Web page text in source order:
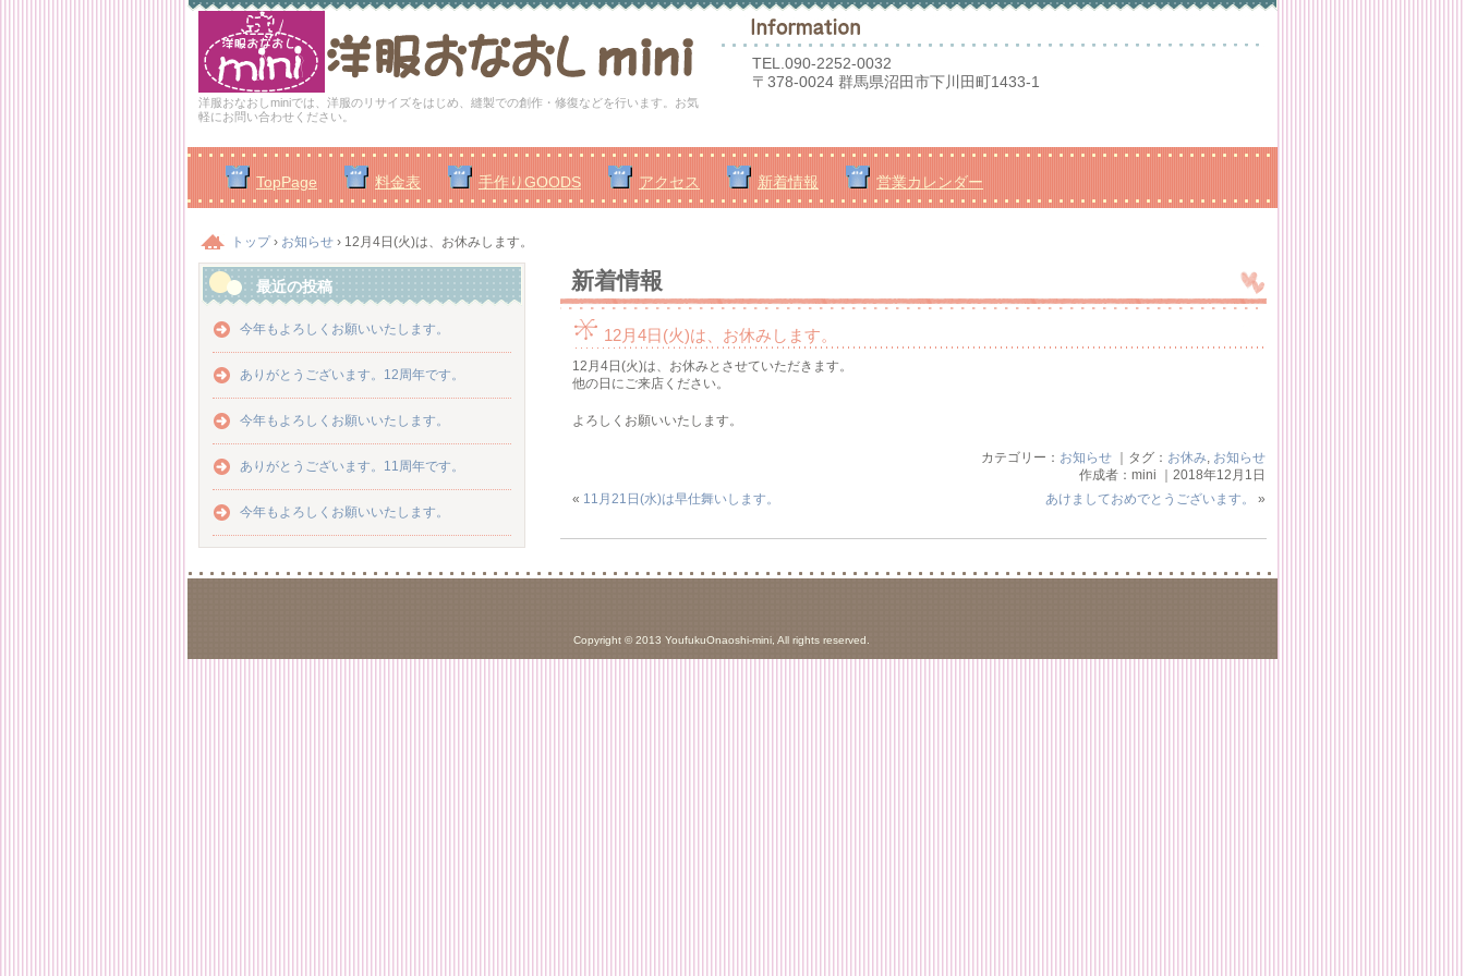
洋服おなおしminiでは、洋服のリサイズをはじめ、縫製での創作・修復などを行います。お気
軽にお問い合わせください。
TEL. 090-2252-0032
〒378-0024 群馬県沼田市下川田町1433-1
TopPage 料金表 手作りGOODS アクセス 新着情報 営業カレンダー
トップ› お知らせ › 12月4日(火)は、お休みします。
新着情報
12月4日(火)は、お休みします。
12月4日(火)は、お休みとさせていただきます。
他の日にご来店ください。
よろしくお願いいたします。
カテゴリー： お知らせ｜タグ： お休み, お知らせ
作成者：mini ｜2018年12月1日
« 11月21日(水)は早仕舞いします。 あけましておめでとうございます。 »
最近の投稿
今年もよろしくお願いいたします。
ありがとうございます。12周年です。
今年もよろしくお願いいたします。
ありがとうございます。11周年です。
今年もよろしくお願いいたします。
Copyright © 2013 YoufukuOnaoshi-mini, All rights reserved.